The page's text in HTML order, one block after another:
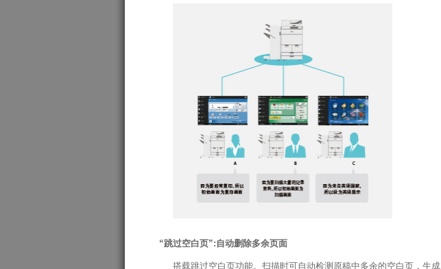
“跳过空白页”:自动删除多余页面
搭载跳过空白页功能。扫描时可自动检测原稿中多余的空白页，生成